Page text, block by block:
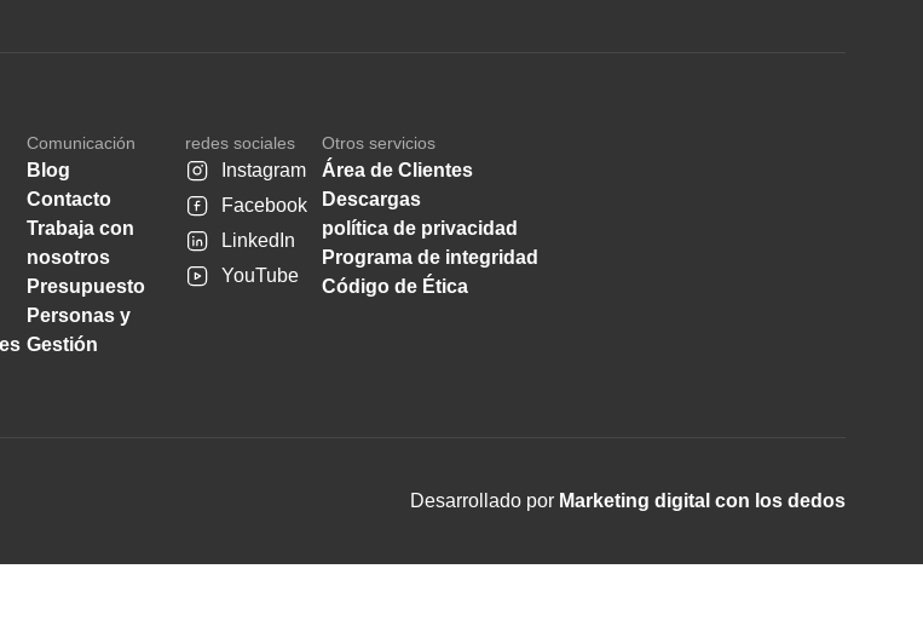
Comunicación
Blog
Contacto
Trabaja con
nosotros
Presupuesto
Personas y
Gestión
redes sociales
Instagram
Facebook
LinkedIn
YouTube
Otros servicios
Área de Clientes
Descargas
política de privacidad
Programa de integridad
Código de Ética
Desarrollado por Marketing digital con los dedos